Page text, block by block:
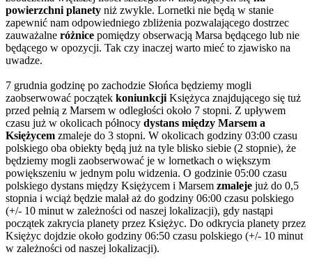
powierzchni planety niż zwykle. Lornetki nie będą w stanie
zapewnić nam odpowiedniego zbliżenia pozwalającego dostrzec
zauważalne różnice pomiędzy obserwacją Marsa będącego lub nie
będącego w opozycji. Tak czy inaczej warto mieć to zjawisko na
uwadze.
7 grudnia godzinę po zachodzie Słońca będziemy mogli
zaobserwować początek koniunkcji Księżyca znajdującego się tuż
przed pełnią z Marsem w odległości około 7 stopni. Z upływem
czasu już w okolicach północy dystans między Marsem a
Księżycem zmaleje do 3 stopni. W okolicach godziny 03:00 czasu
polskiego oba obiekty będą już na tyle blisko siebie (2 stopnie), że
będziemy mogli zaobserwować je w lornetkach o większym
powiększeniu w jednym polu widzenia. O godzinie 05:00 czasu
polskiego dystans między Księżycem i Marsem zmaleje już do 0,5
stopnia i wciąż będzie malał aż do godziny 06:00 czasu polskiego
(+/- 10 minut w zależności od naszej lokalizacji), gdy nastąpi
początek zakrycia planety przez Księżyc. Do odkrycia planety przez
Księżyc dojdzie około godziny 06:50 czasu polskiego (+/- 10 minut
w zależności od naszej lokalizacji).